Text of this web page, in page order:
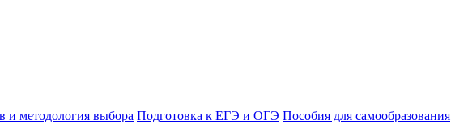
и методология выбора Подготовка к ЕГЭ и ОГЭ Пособия для самообразования